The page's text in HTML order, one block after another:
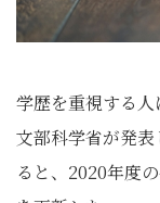
学歴を重視する人
文部科学省が発
ると、2020年度